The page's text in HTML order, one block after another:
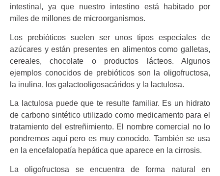
intestinal, ya que nuestro intestino está habitado por
miles de millones de microorganismos.
Los prebióticos suelen ser unos tipos especiales de
azúcares y están presentes en alimentos como galletas,
cereales, chocolate o productos lácteos. Algunos
ejemplos conocidos de prebióticos son la oligofructosa,
la inulina, los galactooligosacáridos y la lactulosa.
La lactulosa puede que te resulte familiar. Es un hidrato
de carbono sintético utilizado como medicamento para el
tratamiento del estreñimiento. El nombre comercial no lo
pondremos aquí pero es muy conocido. También se usa
en la encefalopatía hepática que aparece en la cirrosis.
La oligofructosa se encuentra de forma natural en